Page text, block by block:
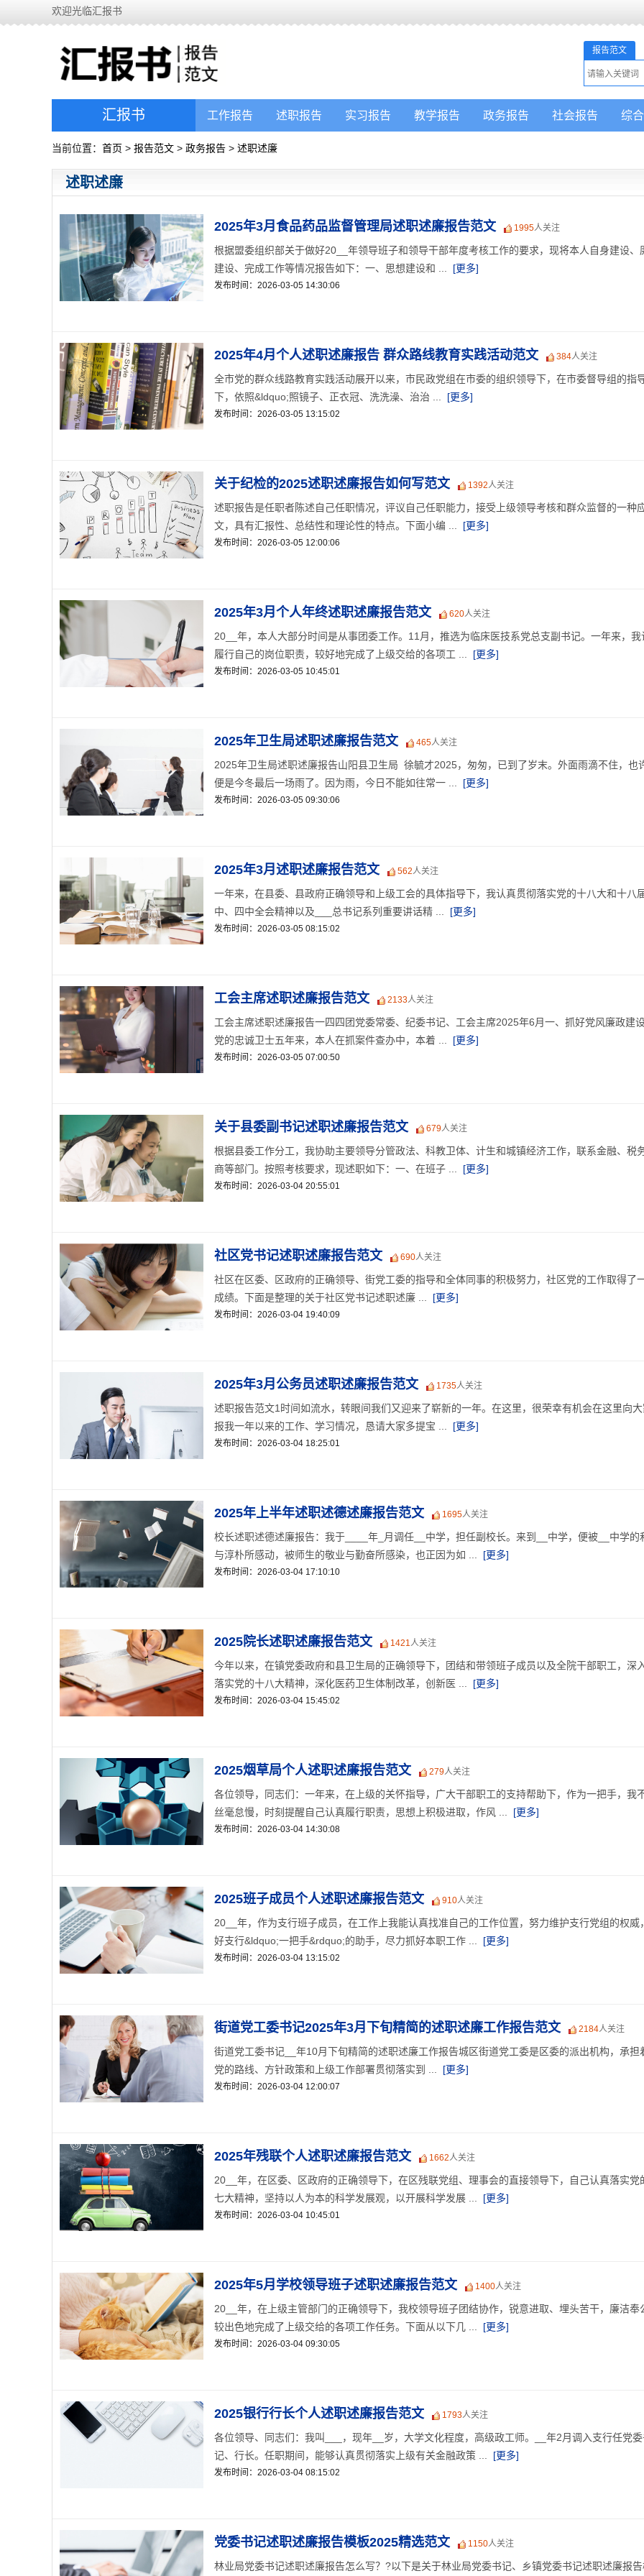
欢迎光临汇报书
报告范文
汇报书 工作报告 述职报告 实习报告 教学报告 政务报告 社会报告 综
当前位置： 首页 > 报告范文 > 政务报告 > 述职述廉
述职述廉
2025年3月食品药品监督管理局述职述廉报告范文 1995人关注
根据盟委组织部关于做好20__年领导班子和领导干部年度考核工作的要求，现将本人自身建设、
建设、完成工作等情况报告如下：一、思想建设和 ...
[更多]
发布时间：2026-03-05 14:30:06
2025年4月个人述职述廉报告 群众路线教育实践活动范文 384人关注
全市党的群众线路教育实践活动展开以来，市民政党组在市委的组织领导下，在市委督导组的指
下，依照&ldquo;照镜子、正衣冠、洗洗澡、治治 ...
[更多]
发布时间：2026-03-05 13:15:02
关于纪检的2025述职述廉报告如何写范文 1392人关注
述职报告是任职者陈述自己任职情况，评议自己任职能力，接受上级领导考核和群众监督的一种
文，具有汇报性、总结性和理论性的特点。下面小编 ...
[更多]
发布时间：2026-03-05 12:00:06
2025年3月个人年终述职述廉报告范文 620人关注
20__年，本人大部分时间是从事团委工作。11月，推选为临床医技系党总支副书记。一年来，我
履行自己的岗位职责，较好地完成了上级交给的各项工 ...
[更多]
发布时间：2026-03-05 10:45:01
2025年卫生局述职述廉报告范文 465人关注
2025年卫生局述职述廉报告山阳县卫生局 徐毓才2025，匆匆，已到了岁末。外面雨滴不住，也
便是今冬最后一场雨了。因为雨，今日不能如往常一 ...
[更多]
发布时间：2026-03-05 09:30:06
2025年3月述职述廉报告范文 562人关注
一年来，在县委、县政府正确领导和上级工会的具体指导下，我认真贯彻落实党的十八大和十八
中、四中全会精神以及___总书记系列重要讲话精 ...
[更多]
发布时间：2026-03-05 08:15:02
工会主席述职述廉报告范文 2133人关注
工会主席述职述廉报告一四四团党委常委、纪委书记、工会主席2025年6月一、抓好党风廉政建
党的忠诚卫士五年来，本人在抓案件查办中，本着 ...
[更多]
发布时间：2026-03-05 07:00:50
关于县委副书记述职述廉报告范文 679人关注
根据县委工作分工，我协助主要领导分管政法、科教卫体、计生和城镇经济工作，联系金融、税
商等部门。按照考核要求，现述职如下：一、在班子 ...
[更多]
发布时间：2026-03-04 20:55:01
社区党书记述职述廉报告范文 690人关注
社区在区委、区政府的正确领导、街党工委的指导和全体同事的积极努力，社区党的工作取得了
成绩。下面是整理的关于社区党书记述职述廉 ...
[更多]
发布时间：2026-03-04 19:40:09
2025年3月公务员述职述廉报告范文 1735人关注
述职报告范文1时间如流水，转眼间我们又迎来了崭新的一年。在这里，很荣幸有机会在这里向大
报我一年以来的工作、学习情况，恳请大家多提宝 ...
[更多]
发布时间：2026-03-04 18:25:01
2025年上半年述职述德述廉报告范文 1695人关注
校长述职述德述廉报告：我于____年_月调任__中学，担任副校长。来到__中学，便被__中学的
与淳朴所感动，被师生的敬业与勤奋所感染，也正因为如 ...
[更多]
发布时间：2026-03-04 17:10:10
2025院长述职述廉报告范文 1421人关注
今年以来，在镇党委政府和县卫生局的正确领导下，团结和带领班子成员以及全院干部职工，深
落实党的十八大精神，深化医药卫生体制改革，创新医 ...
[更多]
发布时间：2026-03-04 15:45:02
2025烟草局个人述职述廉报告范文 279人关注
各位领导，同志们：一年来，在上级的关怀指导，广大干部职工的支持帮助下，作为一把手，我
丝毫怠慢，时刻提醒自己认真履行职责，思想上积极进取，作风 ...
[更多]
发布时间：2026-03-04 14:30:08
2025班子成员个人述职述廉报告范文 910人关注
20__年，作为支行班子成员，在工作上我能认真找准自己的工作位置，努力维护支行党组的权威
好支行&ldquo;一把手&rdquo;的助手，尽力抓好本职工作 ...
[更多]
发布时间：2026-03-04 13:15:02
街道党工委书记2025年3月下旬精简的述职述廉工作报告范文 2184人关注
街道党工委书记__年10月下旬精简的述职述廉工作报告城区街道党工委是区委的派出机构，承担
党的路线、方针政策和上级工作部署贯彻落实到 ...
[更多]
发布时间：2026-03-04 12:00:07
2025年残联个人述职述廉报告范文 1662人关注
20__年，在区委、区政府的正确领导下，在区残联党组、理事会的直接领导下，自己认真落实党
七大精神，坚持以人为本的科学发展观，以开展科学发展 ...
[更多]
发布时间：2026-03-04 10:45:01
2025年5月学校领导班子述职述廉报告范文 1400人关注
20__年，在上级主管部门的正确领导下，我校领导班子团结协作，锐意进取、埋头苦干，廉洁奉
较出色地完成了上级交给的各项工作任务。下面从以下几 ...
[更多]
发布时间：2026-03-04 09:30:05
2025银行行长个人述职述廉报告范文 1793人关注
各位领导、同志们：我叫___，现年__岁，大学文化程度，高级政工师。__年2月调入支行任党
记、行长。任职期间，能够认真贯彻落实上级有关金融政策 ...
[更多]
发布时间：2026-03-04 08:15:02
党委书记述职述廉报告模板2025精选范文 1150人关注
林业局党委书记述职述廉报告怎么写？?以下是关于林业局党委书记、乡镇党委书记述职述廉报